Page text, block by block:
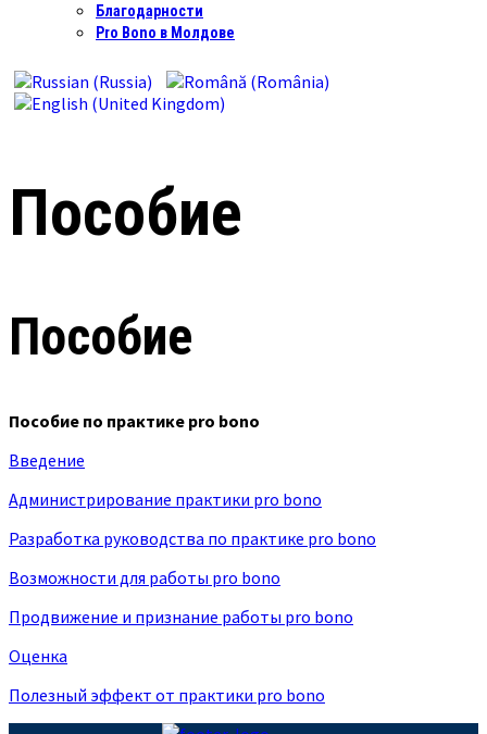
Благодарности
Pro Bono в Молдове
Пособие
Пособие
Пособие по практике pro bono
Введение
Администрирование практики pro bono
Разработка руководства по практике pro bono
Возможности для работы pro bono
Продвижение и признание работы pro bono
Оценка
Полезный эффект от практики pro bono